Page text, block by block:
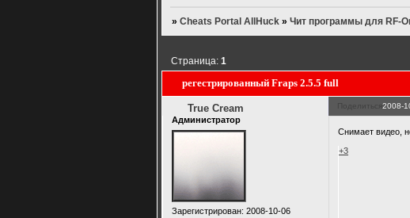
»Cheats Portal AllHuck »Чит программы для RF-
регестрированный Fraps 2.5.5 full
Страница:1
Поделиться2008-
True Cream
Администратор
Зарегистрирован: 2008-10-06
Снимает видео,
+3